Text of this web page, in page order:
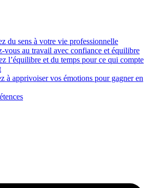
du sens à votre vie professionnelle
vous au travail avec confiance et équilibre
l’équilibre et du temps pour ce qui compte
à apprivoiser vos émotions pour gagner en